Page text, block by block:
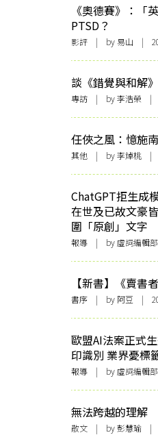
《奧德賽》：「
PTSD？
影評 | by 易山 |
談《錯覺與和解
專訪 | by 李浩榮 |
任俠之風：憶施
其他 | by 李焯桃 |
ChatGPT拒生成
在世及已故文豪
圍「原創」文字
報導 | by 虛詞編輯
【新書】《賣書
書序 | by 阿豆 |
歐盟AI法案正式
印識別 業界憂標
報導 | by 虛詞編輯
無法跨越的理解
散文 | by 彭慧瑜 |